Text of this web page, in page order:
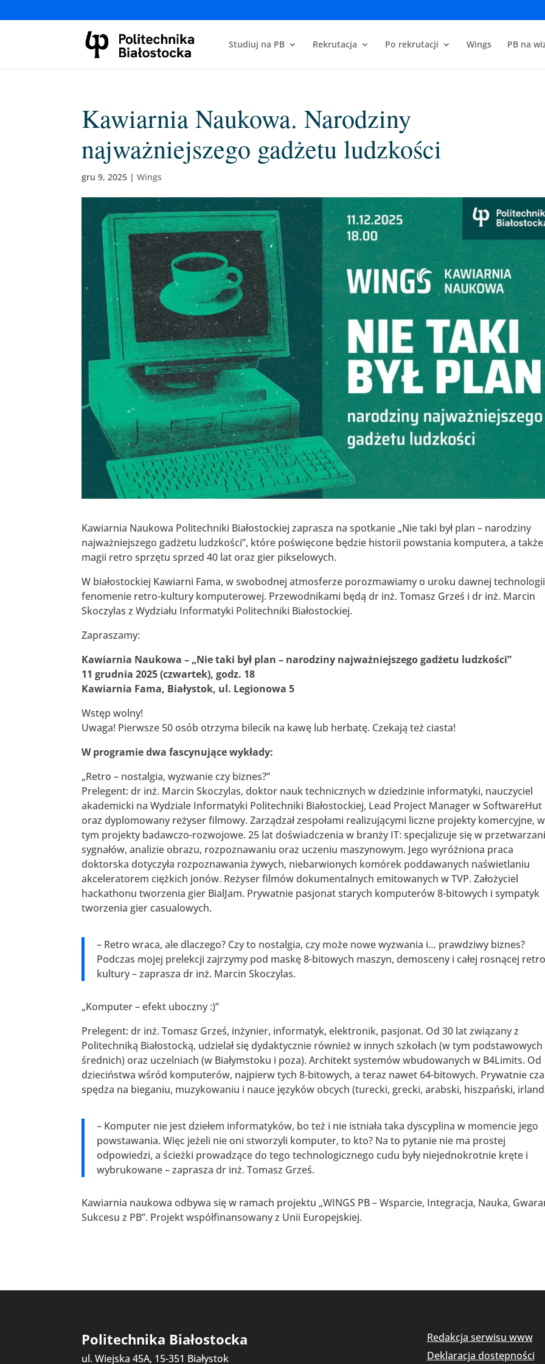
Studiuj na PB Rekrutacja Po rekrutacji Wings PB na
Kawiarnia Naukowa. Narodziny
najważniejszego gadżetu ludzkości
gru 9, 2025 |Wings
Kawiarnia Naukowa Politechniki Białostockiej zaprasza na spotkanie „Nie taki był plan – narodziny
najważniejszego gadżetu ludzkości”, które poświęcone będzie historii powstania komputera, a także
magii retro sprzętu sprzed 40 lat oraz gier pikselowych.
W białostockiej Kawiarni Fama, w swobodnej atmosferze porozmawiamy o uroku dawnej
fenomenie retro-kultury komputerowej. Przewodnikami będą dr inż. Tomasz Grześ i dr inż. Marcin
Skoczylas z Wydziału Informatyki Politechniki Białostockiej.
Zapraszamy:
Kawiarnia Naukowa – „Nie taki był plan – narodziny najważniejszego gadżetu ludzkości”
11 grudnia 2025 (czwartek), godz. 18
Kawiarnia Fama, Białystok, ul. Legionowa 5
Wstęp wolny!
Uwaga! Pierwsze 50 osób otrzyma bilecik na kawę lub herbatę. Czekają też ciasta!
W programie dwa fascynujące wykłady:
„Retro – nostalgia, wyzwanie czy biznes?”
Prelegent: dr inż. Marcin Skoczylas, doktor nauk technicznych w dziedzinie informatyki, nauczyciel
akademicki na Wydziale Informatyki Politechniki Białostockiej, Lead Project Manager w SoftwareHut
oraz dyplomowany reżyser filmowy. Zarządzał zespołami realizującymi liczne projekty komercyjne, w
tym projekty badawczo-rozwojowe. 25 lat doświadczenia w branży IT: specjalizuje się w
sygnałów, analizie obrazu, rozpoznawaniu oraz uczeniu maszynowym. Jego wyróżniona praca
doktorska dotyczyła rozpoznawania żywych, niebarwionych komórek poddawanych naświetlaniu
akceleratorem ciężkich jonów. Reżyser filmów dokumentalnych emitowanych w TVP. Założyciel
hackathonu tworzenia gier BialJam. Prywatnie pasjonat starych komputerów 8-bitowych i sympatyk
tworzenia gier casualowych.
– Retro wraca, ale dlaczego? Czy to nostalgia, czy może nowe wyzwania i… prawdziwy biznes?
Podczas mojej prelekcji zajrzymy pod maskę 8-bitowych maszyn, demosceny i całej rosnącej
kultury – zaprasza dr inż. Marcin Skoczylas.
„Komputer – efekt uboczny :)”
Prelegent: dr inż. Tomasz Grześ, inżynier, informatyk, elektronik, pasjonat. Od 30 lat związany z
Politechniką Białostocką, udzielał się dydaktycznie również w innych szkołach (w tym podstawowych
średnich) oraz uczelniach (w Białymstoku i poza). Architekt systemów wbudowanych w B4Limits. Od
dzieciństwa wśród komputerów, najpierw tych 8-bitowych, a teraz nawet 64-bitowych. Prywatnie
spędza na bieganiu, muzykowaniu i nauce języków obcych (turecki, grecki, arabski, hiszpański,
– Komputer nie jest dziełem informatyków, bo też i nie istniała taka dyscyplina w momencie jego
powstawania. Więc jeżeli nie oni stworzyli komputer, to kto? Na to pytanie nie ma prostej
odpowiedzi, a ścieżki prowadzące do tego technologicznego cudu były niejednokrotnie kręte i
wybrukowane – zaprasza dr inż. Tomasz Grześ.
Kawiarnia naukowa odbywa się w ramach projektu „WINGS PB – Wsparcie, Integracja, Nauka,
Sukcesu z PB”. Projekt współfinansowany z Unii Europejskiej.
Politechnika Białostocka
ul. Wiejska 45A, 15-351 Białystok
Redakcja serwisu www
Deklaracja dostępności